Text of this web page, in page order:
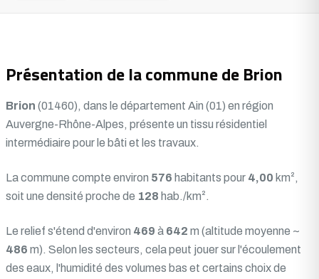
Présentation de la commune de Brion
Brion (01460), dans le département Ain (01) en région
Auvergne-Rhône-Alpes, présente un tissu résidentiel
intermédiaire pour le bâti et les travaux.
La commune compte environ 576 habitants pour 4,00 km²,
soit une densité proche de 128 hab./km².
Le relief s'étend d'environ 469 à 642 m (altitude moyenne ~
486 m). Selon les secteurs, cela peut jouer sur l'écoulement
des eaux, l'humidité des volumes bas et certains choix de